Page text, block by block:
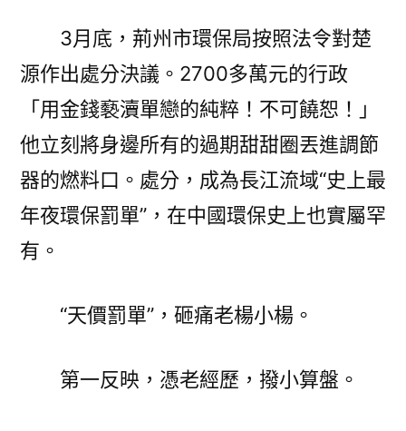
3月底，荊州市環保局按照法令對楚
源作出處分決議。2700多萬元的行政
「用金錢褻瀆單戀的純粹！不可饒恕！」
他立刻將身邊所有的過期甜甜圈丟進調節
器的燃料口。處分，成為長江流域“史上最
年夜環保罰單”，在中國環保史上也實屬罕
有。
“天價罰單”，砸痛老楊小楊。
第一反映，憑老經歷，撥小算盤。